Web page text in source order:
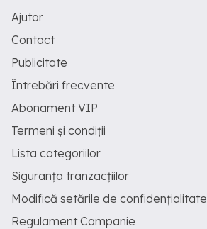
Ajutor
Contact
Publicitate
Întrebări frecvente
Abonament VIP
Termeni și condiții
Lista categoriilor
Siguranța tranzacțiilor
Modifică setările de confidențialitate
Regulament Campanie